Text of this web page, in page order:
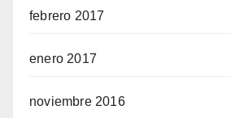
febrero 2017
enero 2017
noviembre 2016